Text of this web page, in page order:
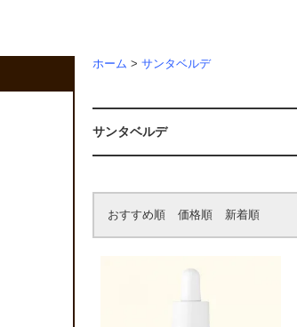
ホーム > サンタベルデ
サンタベルデ
おすすめ順 価格順 新着順